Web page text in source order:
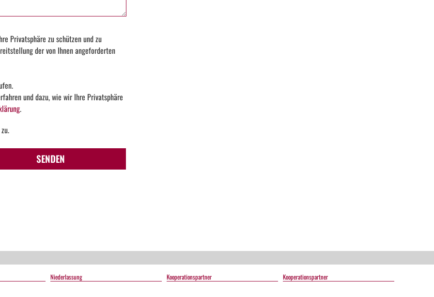
Privatsphäre zu schützen und zu
der von Ihnen angeforderten
und dazu, wie wir Ihre Privatsphäre
.
SENDEN
Niederlassung Kooperationspartner Kooperationspartner
many
given